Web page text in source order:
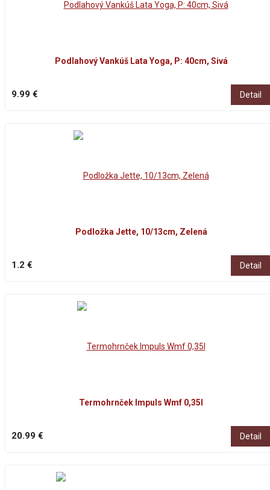
Podlahový Vankúš Lata Yoga, P: 40cm, Sivá
9.99 € Detail
Podložka Jette, 10/13cm, Zelená
1.2 € Detail
Termohrnček Impuls Wmf 0,35l
20.99 € Detail